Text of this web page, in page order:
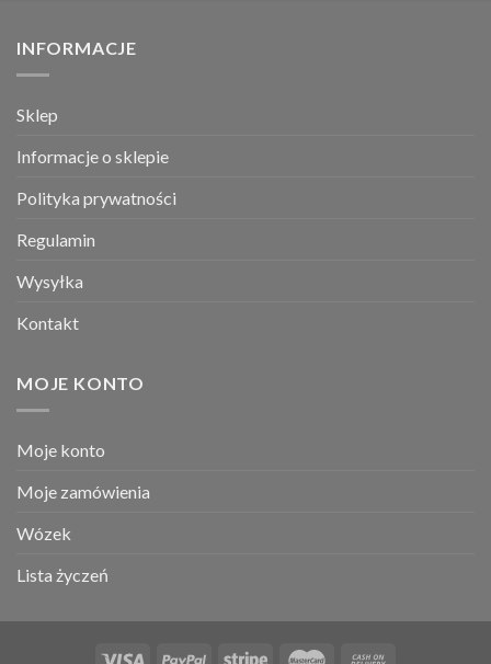
INFORMACJE
Sklep
Informacje o sklepie
Polityka prywatności
Regulamin
Wysyłka
Kontakt
MOJE KONTO
Moje konto
Moje zamówienia
Wózek
Lista życzeń